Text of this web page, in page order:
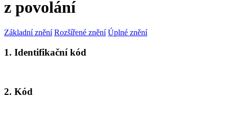
z povolání
Základní znění Rozšířené znění Úplné znění
1. Identifikační kód
2. Kód